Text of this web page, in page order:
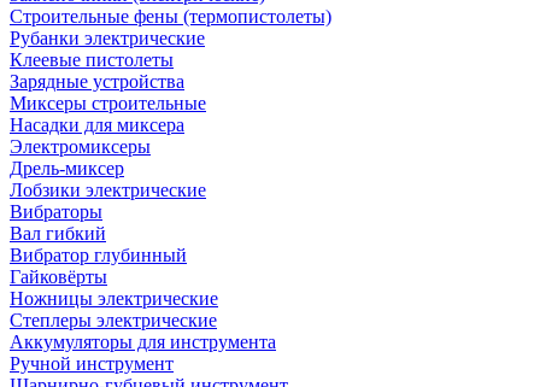
Строительные фены (термопистолеты)
Рубанки электрические
Клеевые пистолеты
Зарядные устройства
Миксеры строительные
Насадки для миксера
Электромиксеры
Дрель-миксер
Лобзики электрические
Вибраторы
Вал гибкий
Вибратор глубинный
Гайковёрты
Ножницы электрические
Степлеры электрические
Аккумуляторы для инструмента
Ручной инструмент